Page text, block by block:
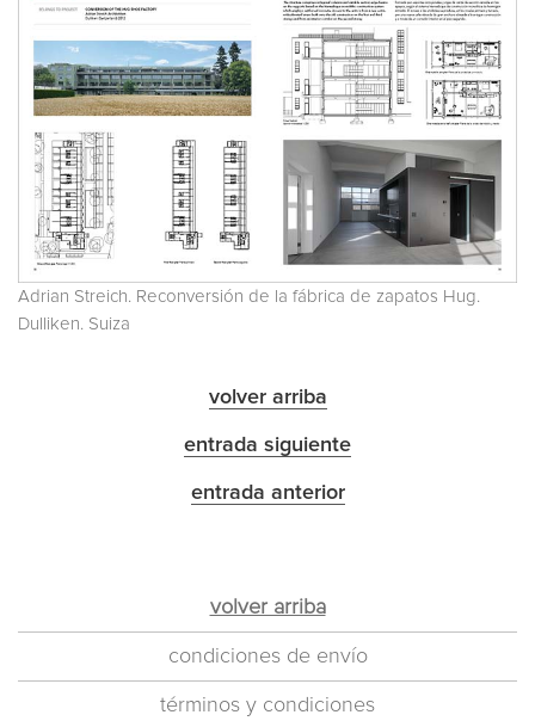
Adrian Streich. Reconversión de la fábrica de zapatos Hug.
Dulliken. Suiza
volver arriba
entrada siguiente
entrada anterior
volver arriba
condiciones de envío
términos y condiciones